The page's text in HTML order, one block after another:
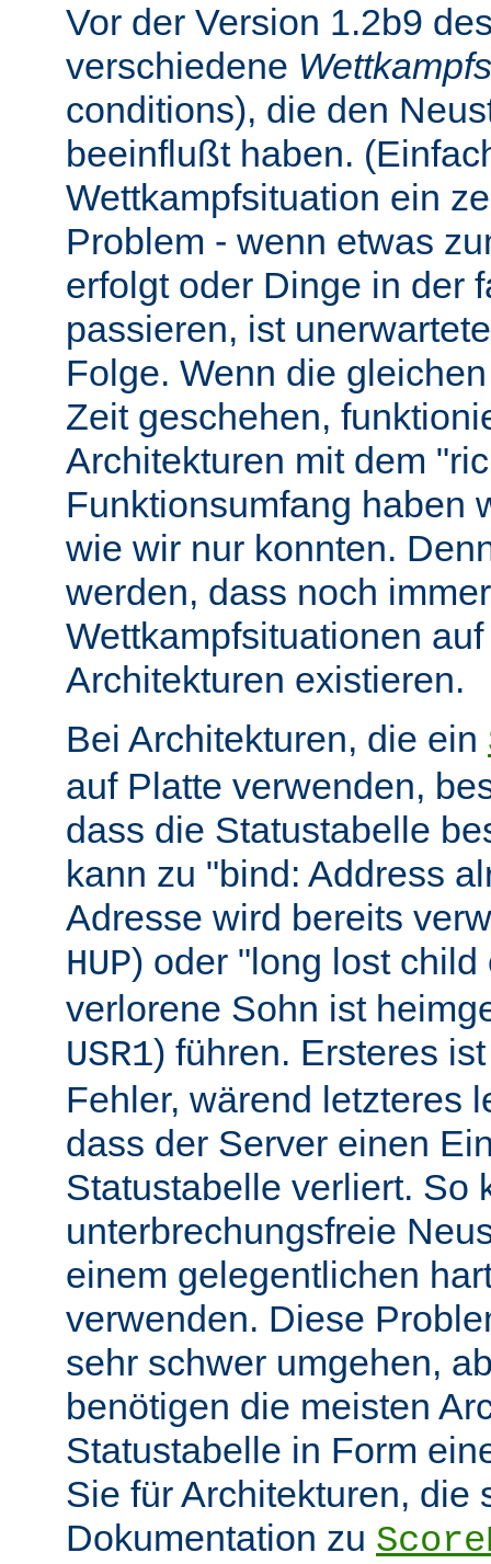
Vor der Version 1.2b9
verschiedene
conditions), die den
beeinflußt haben.
Wettkampfsituation ein
Problem - wenn etwas
erfolgt oder Dinge in der
passieren, ist
Folge. Wenn die
Zeit geschehen,
Architekturen mit dem
Funktionsumfang haben
wie wir nur konnten.
werden, dass noch immer
Wettkampfsituationen
Architekturen existieren.
Bei Architekturen, die ein
auf Platte verwenden,
dass die Statustabelle
kann zu "bind: Address
Adresse wird bereits
HUP) oder "long lost
verlorene Sohn ist
USR1) führen. Ersteres
Fehler, wärend letzteres
dass der Server einen
Statustabelle verliert. So
unterbrechungsfreie
einem gelegentlichen
verwenden. Diese
sehr schwer umgehen,
benötigen die meisten
Statustabelle in Form
Sie für Architekturen, die
Dokumentation zu